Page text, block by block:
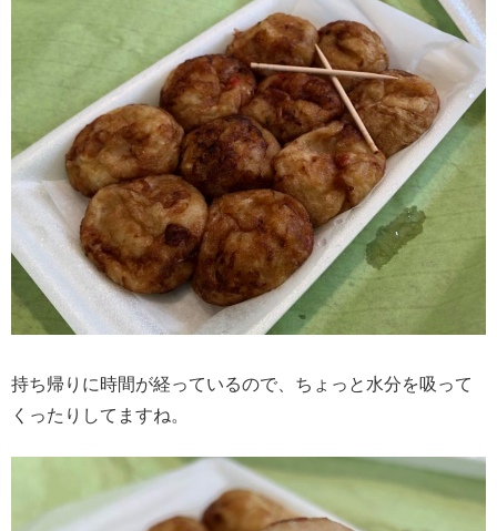
持ち帰りに時間が経っているので、ちょっと水分を吸って
くったりしてますね。